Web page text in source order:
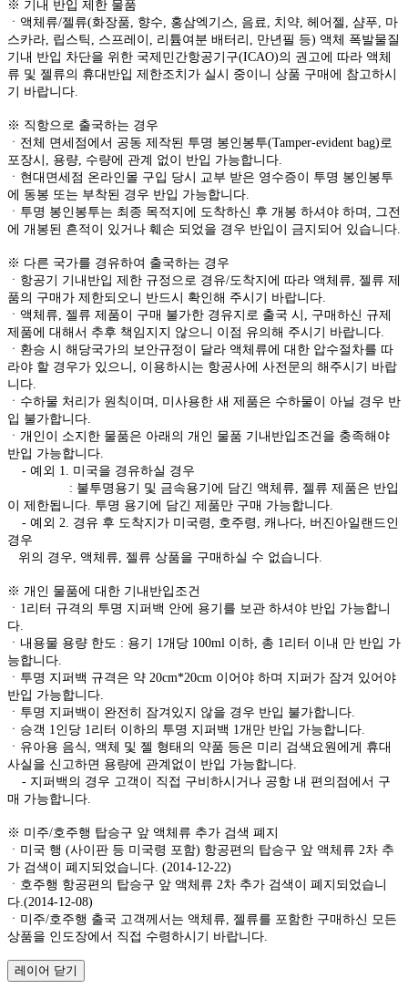
※ 기내 반입 제한 물품
ㆍ액체류/젤류(화장품, 향수, 홍삼엑기스, 음료, 치약, 헤어젤, 샴푸, 마
스카라, 립스틱, 스프레이, 리튬여분 배터리, 만년필 등) 액체 폭발물질
기내 반입 차단을 위한 국제민간항공기구(ICAO)의 권고에 따라 액체
류 및 젤류의 휴대반입 제한조치가 실시 중이니 상품 구매에 참고하시
기 바랍니다.
※ 직항으로 출국하는 경우
ㆍ전체 면세점에서 공동 제작된 투명 봉인봉투(Tamper-evident bag)로
포장시, 용량, 수량에 관계 없이 반입 가능합니다.
ㆍ현대면세점 온라인몰 구입 당시 교부 받은 영수증이 투명 봉인봉투
에 동봉 또는 부착된 경우 반입 가능합니다.
ㆍ투명 봉인봉투는 최종 목적지에 도착하신 후 개봉 하셔야 하며, 그전
에 개봉된 흔적이 있거나 훼손 되었을 경우 반입이 금지되어 있습니다.
※ 다른 국가를 경유하여 출국하는 경우
ㆍ항공기 기내반입 제한 규정으로 경유/도착지에 따라 액체류, 젤류 제
품의 구매가 제한되오니 반드시 확인해 주시기 바랍니다.
ㆍ액체류, 젤류 제품이 구매 불가한 경유지로 출국 시, 구매하신 규제
제품에 대해서 추후 책임지지 않으니 이점 유의해 주시기 바랍니다.
ㆍ환승 시 해당국가의 보안규정이 달라 액체류에 대한 압수절차를 따
라야 할 경우가 있으니, 이용하시는 항공사에 사전문의 해주시기 바랍
니다.
ㆍ수하물 처리가 원칙이며, 미사용한 새 제품은 수하물이 아닐 경우 반
입 불가합니다.
ㆍ개인이 소지한 물품은 아래의 개인 물품 기내반입조건을 충족해야
반입 가능합니다.
- 예외 1. 미국을 경유하실 경우
: 불투명용기 및 금속용기에 담긴 액체류, 젤류 제품은 반입
이 제한됩니다. 투명 용기에 담긴 제품만 구매 가능합니다.
- 예외 2. 경유 후 도착지가 미국령, 호주령, 캐나다, 버진아일랜드인
경우
위의 경우, 액체류, 젤류 상품을 구매하실 수 없습니다.
※ 개인 물품에 대한 기내반입조건
ㆍ1리터 규격의 투명 지퍼백 안에 용기를 보관 하셔야 반입 가능합니
다.
ㆍ내용물 용량 한도 : 용기 1개당 100ml 이하, 총 1리터 이내 만 반입 가
능합니다.
ㆍ투명 지퍼백 규격은 약 20cm*20cm 이어야 하며 지퍼가 잠겨 있어야
반입 가능합니다.
ㆍ투명 지퍼백이 완전히 잠겨있지 않을 경우 반입 불가합니다.
ㆍ승객 1인당 1리터 이하의 투명 지퍼백 1개만 반입 가능합니다.
ㆍ유아용 음식, 액체 및 젤 형태의 약품 등은 미리 검색요원에게 휴대
사실을 신고하면 용량에 관계없이 반입 가능합니다.
- 지퍼백의 경우 고객이 직접 구비하시거나 공항 내 편의점에서 구
매 가능합니다.
※ 미주/호주행 탑승구 앞 액체류 추가 검색 폐지
ㆍ미국 행 (사이판 등 미국령 포함) 항공편의 탑승구 앞 액체류 2차 추
가 검색이 폐지되었습니다. (2014-12-22)
ㆍ호주행 항공편의 탑승구 앞 액체류 2차 추가 검색이 폐지되었습니
다.(2014-12-08)
ㆍ미주/호주행 출국 고객께서는 액체류, 젤류를 포함한 구매하신 모든
상품을 인도장에서 직접 수령하시기 바랍니다.
레이어 닫기